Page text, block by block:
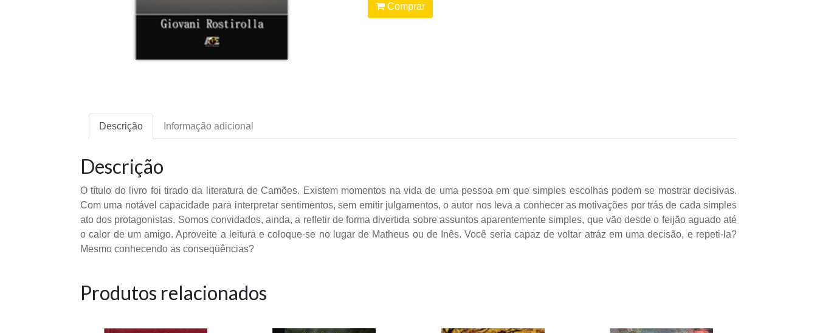
Comprar
Descrição Informação adicional
Descrição
O título do livro foi tirado da literatura de Camões. Existem momentos na vida de uma pessoa em que simples escolhas podem se mostrar decisivas.
Com uma notável capacidade para interpretar sentimentos, sem emitir julgamentos, o autor nos leva a conhecer as motivações por trás de cada simples
ato dos protagonistas. Somos convidados, ainda, a refletir de forma divertida sobre assuntos aparentemente simples, que vão desde o feijão aguado até
o calor de um amigo. Aproveite a leitura e coloque-se no lugar de Matheus ou de Inês. Você seria capaz de voltar atráz em uma decisão, e repeti-la?
Mesmo conhecendo as conseqüências?
Produtos relacionados